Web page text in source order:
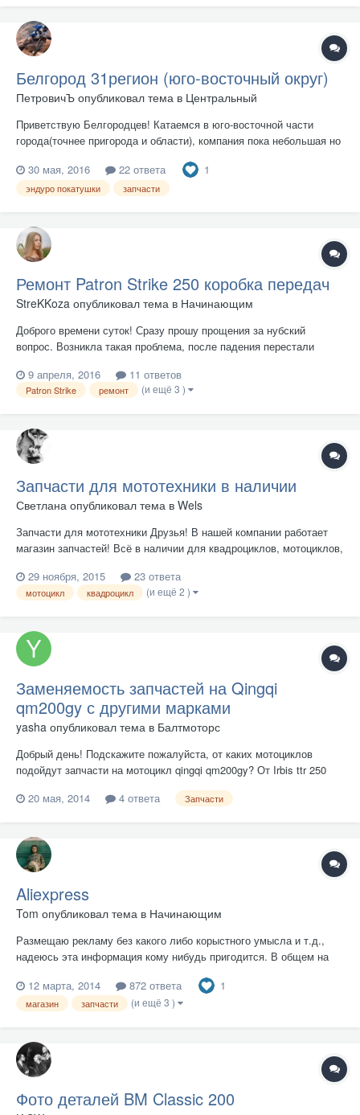
Белгород 31регион (юго-восточный округ)
ПетровичЪ опубликовал тема в Центральный
Приветствую Белгородцев! Катаемся в юго-восточной части
города(точнее пригорода и области), компания пока небольшая но
покатушек, обсуждения местных мототусовок, запов и т.д эТ
сообсна компания И я... ))
30 мая, 2016 22 ответа 1
эндуро покатушки запчасти
Ремонт Patron Strike 250 коробка передач
StreKKoza опубликовал тема в Начинающим
Доброго времени суток! Сразу прошу прощения за нубский
вопрос. Возникла такая проблема, после падения перестали
а вот при попытке переключится на вторую как-будто что-то
заедает. Что это может быть? Надо лезть разбирать картер? И
9 апреля, 2016 11 ответов
Patron Strike ремонт (и ещё 3 )
Запчасти для мототехники в наличии
Светлана опубликовал тема в Wels
Запчасти для мототехники Друзья! В нашей компании работает
магазин запчастей! Всё в наличии для квадроциклов, мотоциклов,
для двигателя 4-х такт. 152QMI ,4-х такт. 50-80 СС, 250 СС
(двигатель 165FMM), 150СС (дви...
29 ноября, 2015 23 ответа
мотоцикл квадроцикл (и ещё 2 )
Заменяемость запчастей на Qingqi
qm200gy с другими марками
yasha опубликовал тема в Балтмоторс
Добрый день! Подскажите пожалуйста, от каких мотоциклов
подойдут запчасти на мотоцикл qingqi qm200gy? От Irbis ttr 250
передний тормоз в сборе) Заранее, очень благодарен!
20 мая, 2014 4 ответа Запчасти
Aliexpress
Tom опубликовал тема в Начинающим
Размещаю рекламу без какого либо корыстного умысла и т.д.,
надеюсь эта информация кому нибудь пригодится. В общем на
мотоцикла, цены доступные, доставка обычно бесплатная,
единственный минус это то что ждать приходится, а так очень
12 марта, 2014 872 ответа 1
магазин запчасти (и ещё 3 )
Фото деталей BM Classic 200